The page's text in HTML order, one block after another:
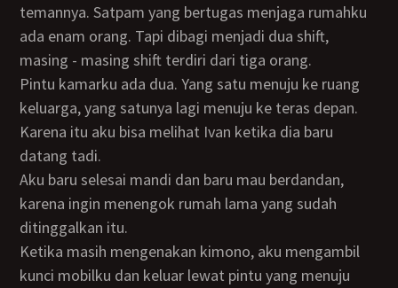
temannya. Satpam yang bertugas menjaga rumahku
ada enam orang. Tapi dibagi menjadi dua shift,
masing - masing shift terdiri dari tiga orang.
Pintu kamarku ada dua. Yang satu menuju ke ruang
keluarga, yang satunya lagi menuju ke teras depan.
Karena itu aku bisa melihat Ivan ketika dia baru
datang tadi.
Aku baru selesai mandi dan baru mau berdandan,
karena ingin menengok rumah lama yang sudah
ditinggalkan itu.
Ketika masih mengenakan kimono, aku mengambil
kunci mobilku dan keluar lewat pintu yang menuju